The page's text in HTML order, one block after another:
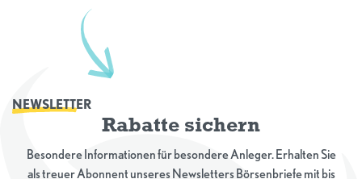
NEWSLETTER
Rabatte sichern
Besondere Informationen für besondere Anleger. Erhalten Sie
als treuer Abonnent unseres Newsletters Börsenbriefe mit bis